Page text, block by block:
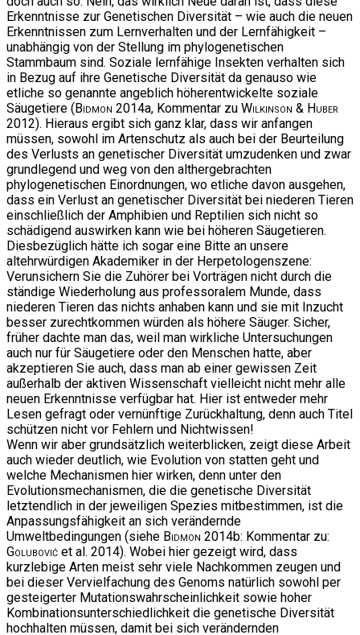
Erkenntnisse zur Genetischen Diversität – wie auch die neuen
Erkenntnissen zum Lernverhalten und der Lernfähigkeit –
unabhängig von der Stellung im phylogenetischen
Stammbaum sind. Soziale lernfähige Insekten verhalten sich
in Bezug auf ihre Genetische Diversität da genauso wie
etliche so genannte angeblich höherentwickelte soziale
Säugetiere (Bidmon 2014a, Kommentar zu Wilkinson & Huber
2012). Hieraus ergibt sich ganz klar, dass wir anfangen
müssen, sowohl im Artenschutz als auch bei der Beurteilung
des Verlusts an genetischer Diversität umzudenken und zwar
grundlegend und weg von den althergebrachten
phylogenetischen Einordnungen, wo etliche davon ausgehen,
dass ein Verlust an genetischer Diversität bei niederen Tieren
einschließlich der Amphibien und Reptilien sich nicht so
schädigend auswirken kann wie bei höheren Säugetieren.
Diesbezüglich hätte ich sogar eine Bitte an unsere
altehrwürdigen Akademiker in der Herpetologenszene:
Verunsichern Sie die Zuhörer bei Vorträgen nicht durch die
ständige Wiederholung aus professoralem Munde, dass
niederen Tieren das nichts anhaben kann und sie mit Inzucht
besser zurechtkommen würden als höhere Säuger. Sicher,
früher dachte man das, weil man wirkliche Untersuchungen
auch nur für Säugetiere oder den Menschen hatte, aber
akzeptieren Sie auch, dass man ab einer gewissen Zeit
außerhalb der aktiven Wissenschaft vielleicht nicht mehr alle
neuen Erkenntnisse verfügbar hat. Hier ist entweder mehr
Lesen gefragt oder vernünftige Zurückhaltung, denn auch Titel
schützen nicht vor Fehlern und Nichtwissen!
Wenn wir aber grundsätzlich weiterblicken, zeigt diese Arbeit
auch wieder deutlich, wie Evolution von statten geht und
welche Mechanismen hier wirken, denn unter den
Evolutionsmechanismen, die die genetische Diversität
letztendlich in der jeweiligen Spezies mitbestimmen, ist die
Anpassungsfähigkeit an sich verändernde
Umweltbedingungen (siehe Bidmon 2014b: Kommentar zu:
Golubović et al. 2014). Wobei hier gezeigt wird, dass
kurzlebige Arten meist sehr viele Nachkommen zeugen und
bei dieser Vervielfachung des Genoms natürlich sowohl per
gesteigerter Mutationswahrscheinlichkeit sowie hoher
Kombinationsunterschiedlichkeit die genetische Diversität
hochhalten müssen, damit bei sich verändernden